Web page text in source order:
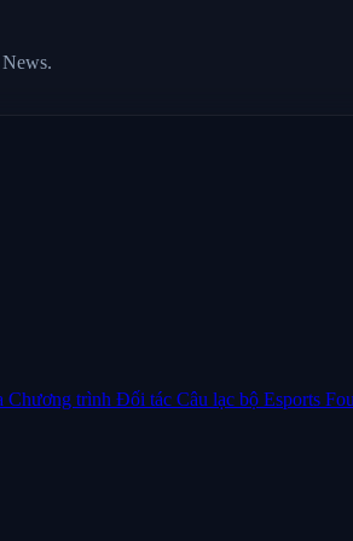
trình Đối tác Câu lạc bộ Esports